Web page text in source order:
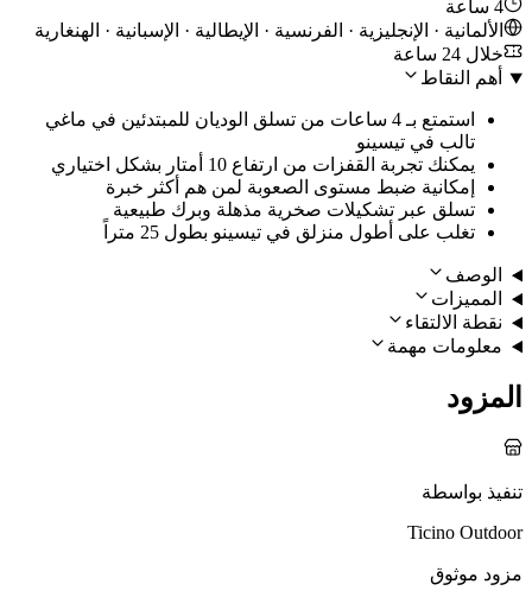
4 ساعة
الألمانية · الإنجليزية · الفرنسية · الإيطالية · الإسبانية · الهنغارية
خلال 24 ساعة
أهم النقاط
استمتع بـ 4 ساعات من تسلق الوديان للمبتدئين في ماغي
تالب في تيسينو
يمكنك تجربة القفزات من ارتفاع 10 أمتار بشكل اختياري
إمكانية ضبط مستوى الصعوبة لمن هم أكثر خبرة
تسلق عبر تشكيلات صخرية مذهلة وبرك طبيعية
تغلب على أطول منزلق في تيسينو بطول 25 متراً
الوصف
المميزات
نقطة الالتقاء
معلومات مهمة
المزود
تنفيذ بواسطة
Ticino Outdoor
مزود موثوق